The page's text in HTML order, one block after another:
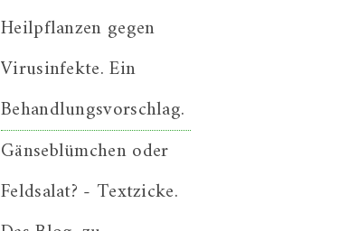
Heilpflanzen gegen
Virusinfekte. Ein
Behandlungsvorschlag.
Gänseblümchen oder
Feldsalat? - Textzicke.